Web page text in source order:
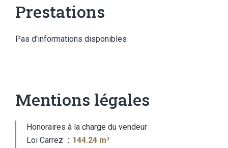
Prestations
Pas d'informations disponibles
Mentions légales
Honoraires à la charge du vendeur
Loi Carrez
144.24 m²